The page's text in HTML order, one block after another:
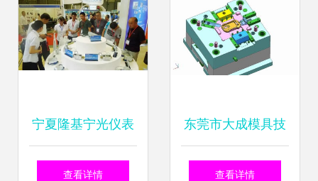
宁夏隆基宁光仪表
股份技术咨询详解
查看详情
东莞市大成模具技
术咨询 手机类模具
查看详情